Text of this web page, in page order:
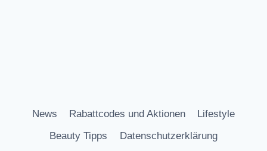
News Rabattcodes und Aktionen
Lifestyle
Beauty Tipps
Datenschutzerklärung